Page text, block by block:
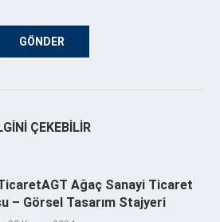
ÇEKEBILIR
Ağaç Sanayi Ticaret
– Görsel Tasarım Stajyeri